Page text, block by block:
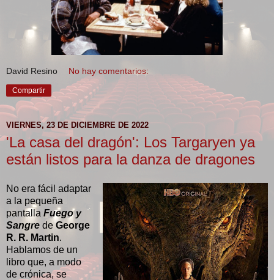
David Resino No hay comentarios:
Compartir
VIERNES, 23 DE DICIEMBRE DE 2022
'La casa del dragón': Los Targaryen ya
están listos para la danza de dragones
No era fácil adaptar
a la pequeña
pantalla Fuego y
Sangre deGeorge
R. R. Martin.
Hablamos de un
libro que, a modo
de crónica, se